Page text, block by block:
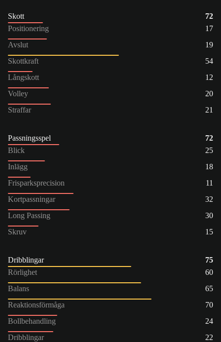
Skott
72
Positionering
17
Avslut
19
Skottkraft
54
Långskott
12
Volley
20
Straffar
21
Passningsspel
72
Blick
25
Inlägg
18
Frisparksprecision
11
Kortpassningar
32
Long Passing
30
Skruv
15
Dribblingar
75
Rörlighet
60
Balans
65
Reaktionsförmåga
70
Bollbehandling
24
Dribblingar
22